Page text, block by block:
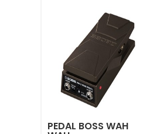
PEDAL BOSS WAH